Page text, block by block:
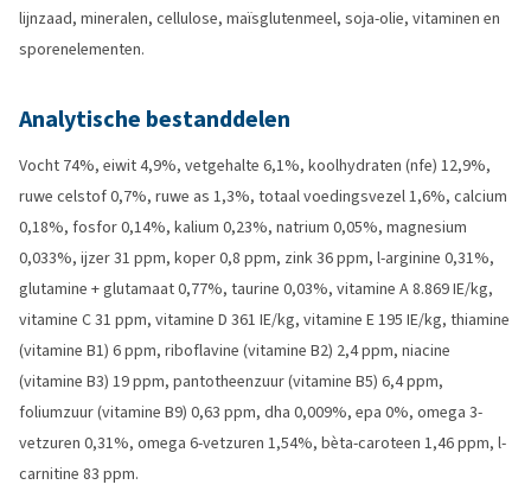
lijnzaad, mineralen, cellulose, maïsglutenmeel, soja-olie, vitaminen en
sporenelementen.
Analytische bestanddelen
Vocht 74%, eiwit 4,9%, vetgehalte 6,1%, koolhydraten (nfe) 12,9%,
ruwe celstof 0,7%, ruwe as 1,3%, totaal voedingsvezel 1,6%, calcium
0,18%, fosfor 0,14%, kalium 0,23%, natrium 0,05%, magnesium
0,033%, ijzer 31 ppm, koper 0,8 ppm, zink 36 ppm, l-arginine 0,31%,
glutamine + glutamaat 0,77%, taurine 0,03%, vitamine A 8.869 IE/kg,
vitamine C 31 ppm, vitamine D 361 IE/kg, vitamine E 195 IE/kg, thiamine
(vitamine B1) 6 ppm, riboflavine (vitamine B2) 2,4 ppm, niacine
(vitamine B3) 19 ppm, pantotheenzuur (vitamine B5) 6,4 ppm,
foliumzuur (vitamine B9) 0,63 ppm, dha 0,009%, epa 0%, omega 3-
vetzuren 0,31%, omega 6-vetzuren 1,54%, bèta-caroteen 1,46 ppm, l-
carnitine 83 ppm.